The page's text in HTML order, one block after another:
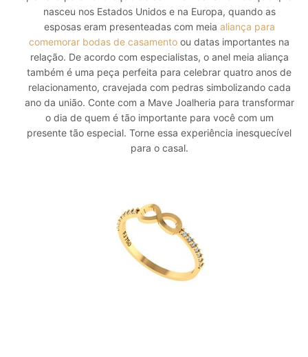
nasceu nos Estados Unidos e na Europa, quando as
esposas eram presenteadas com meia aliança para
comemorar bodas de casamento ou datas importantes na
relação. De acordo com especialistas, o anel meia aliança
também é uma peça perfeita para celebrar quatro anos de
relacionamento, cravejada com pedras simbolizando cada
ano da união. Conte com a Mave Joalheria para transformar
o dia de quem é tão importante para você com um
presente tão especial. Torne essa experiência inesquecível
para o casal.